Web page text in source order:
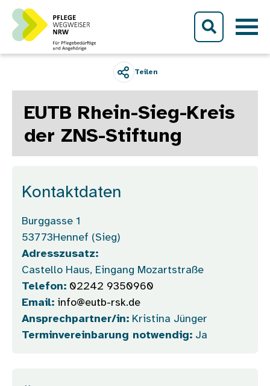
Direkt zum Inhalt
Teilen
EUTB Rhein-Sieg-Kreis
der ZNS-Stiftung
Kontaktdaten
Burggasse 1
53773Hennef (Sieg)
Adresszusatz:
Castello Haus, Eingang Mozartstraße
Telefon: 02242 9350960
Email: info@eutb-rsk.de
Ansprechpartner/in: Kristina Jünger
Terminvereinbarung notwendig: Ja